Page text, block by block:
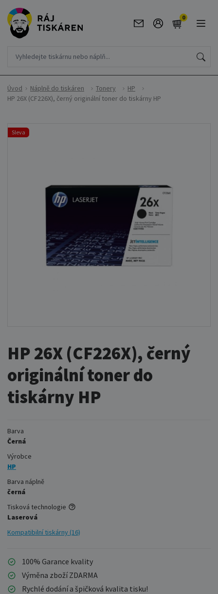
0
Úvod Náplně do tiskáren Tonery
HP
HP 26X (CF226X), černý originální toner do tiskárny HP
Sleva
HP 26X (CF226X), černý
originální toner do
tiskárny HP
Barva
Černá
Výrobce
HP
Barva náplně
černá
Tisková technologie
Laserová
Kompatibilní tiskárny (16)
100% Garance kvality
Výměna zboží ZDARMA
Rychlé dodání a špičková kvalita tisku!